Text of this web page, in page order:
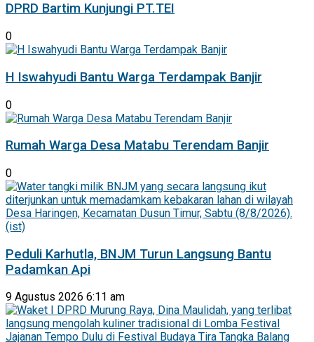
DPRD Bartim Kunjungi PT.TEI
0
H Iswahyudi Bantu Warga Terdampak Banjir
0
Rumah Warga Desa Matabu Terendam Banjir
0
Peduli Karhutla, BNJM Turun Langsung Bantu
Padamkan Api
9 Agustus 2026 6:11 am